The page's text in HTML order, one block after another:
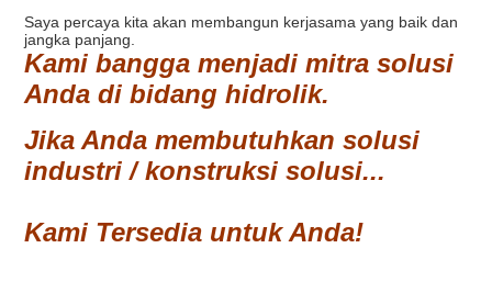
Saya percaya kita akan membangun kerjasama yang baik dan
jangka panjang.
Kami bangga menjadi mitra solusi
Anda di bidang hidrolik.
Jika Anda membutuhkan solusi
industri / konstruksi solusi...
Kami Tersedia untuk Anda!